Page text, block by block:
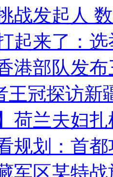
战发起人
起来了：
港部队发
王冠探访新
荷兰夫妇
规划：首
军区某特